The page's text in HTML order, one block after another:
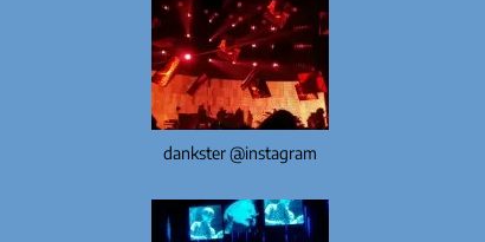
dankster @instagram